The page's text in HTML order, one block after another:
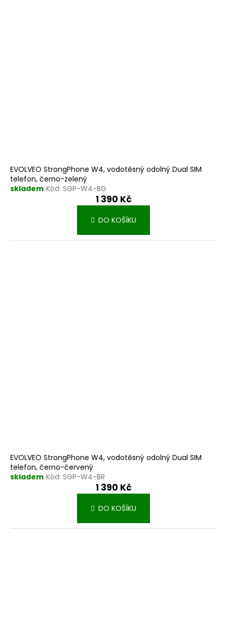
EVOLVEO StrongPhone W4, vodotěsný odolný Dual SIM
telefon, černo-zelený
skladem Kód: SGP-W4-BG
1 390 Kč
DO KOŠÍKU
EVOLVEO StrongPhone W4, vodotěsný odolný Dual SIM
telefon, černo-červený
skladem Kód: SGP-W4-BR
1 390 Kč
DO KOŠÍKU